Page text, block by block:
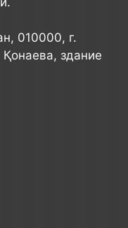
010000, г.
здание